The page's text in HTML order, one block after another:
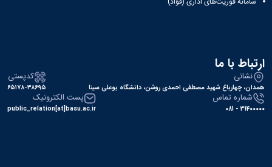
ارتباط با ما
نشانی
همدان، چهارباغ شهید مصطفی احمدی روشن، دانشگاه بوعلی سینا
کدپستی
۶۵۱۷۸-۳۸۶۹۵
شماره تماس
31400000 - 081
پست الکترونیک
public_relation[at]basu.ac.ir